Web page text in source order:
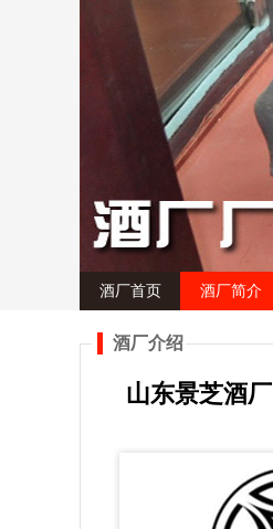
酒厂首页 酒厂简介
酒厂介绍
山东景芝酒厂